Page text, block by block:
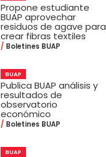
Propone estudiante
BUAP aprovechar
residuos de agave para
crear fibras textiles
Boletines BUAP
BUAP
Publica BUAP análisis y
resultados de
observatorio
económico
Boletines BUAP
BUAP